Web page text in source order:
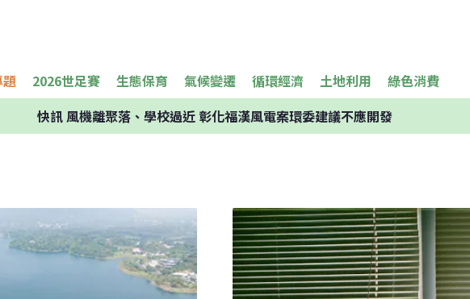
2026世足賽 生態保育 氣候變遷 循環經濟 土地利用 綠色消費
快訊風機離聚落、學校過近 彰化福漢風電案環委建議不應開發